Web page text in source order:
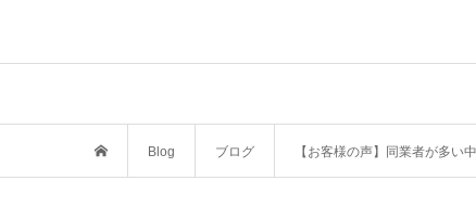
Blog ブログ 【お客様の声】同業者が多い